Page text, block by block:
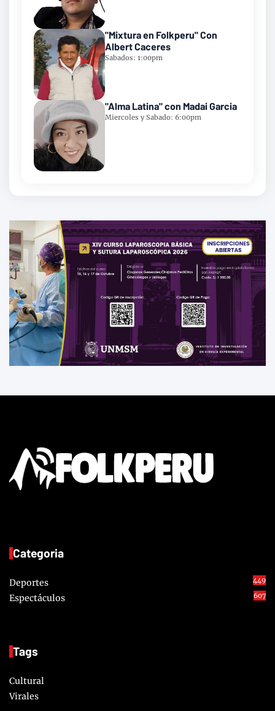
"Mixtura en Folkperu" Con
Albert Caceres
Sabados: 1:00pm
"Alma Latina" con Madai Garcia
Miercoles y Sabado: 6:00pm
Categoria
Deportes 449
Espectáculos 607
Tags
Cultural
Virales